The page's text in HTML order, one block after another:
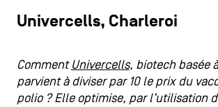
FR NL EN
Univercells, Charleroi
CommentUnivercells, biotech basée
parvient à diviser par 10 le prix du
polio ? Elle optimise, par l’utilisation